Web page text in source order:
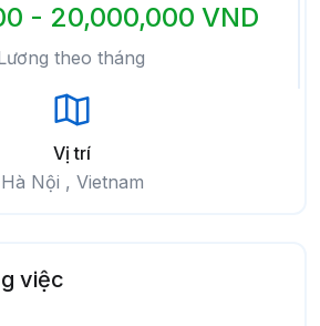
- 20,000,000 VND
theo tháng
Vị trí
Hà Nội , Vietnam
việc